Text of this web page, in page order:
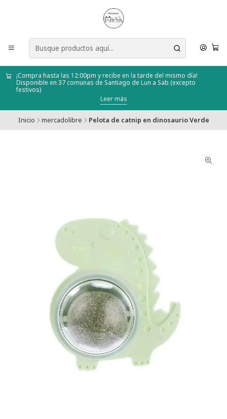
¡Compra hasta las 12:00pm y recibe en la tarde del mismo día!
Disponible en 37 comunas de Santiago de Lun a Sab (excepto
festivos)
Leer más
Inicio mercadolibre Pelota de catnip en dinosaurio Verde